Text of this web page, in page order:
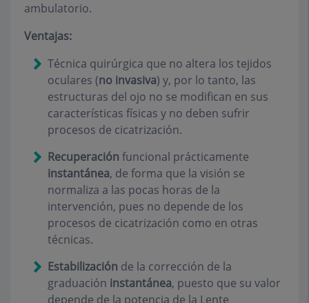
ambulatorio.
Ventajas:
Técnica quirúrgica que no altera los tejidos
oculares (no invasiva) y, por lo tanto, las
estructuras del ojo no se modifican en sus
características físicas y no deben sufrir
procesos de cicatrización.
Recuperación funcional prácticamente
instantánea, de forma que la visión se
normaliza a las pocas horas de la
intervención, pues no depende de los
procesos de cicatrización como en otras
técnicas.
Estabilización de la corrección de la
graduación instantánea, puesto que su valor
depende de la potencia de la Lente